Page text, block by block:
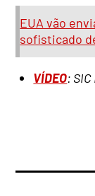
EUA vão
sofisticado
VÍDEO: